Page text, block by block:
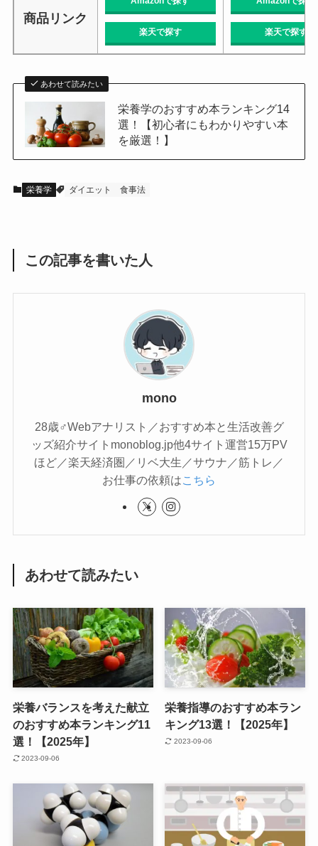
商品リンク
楽天で探す 楽天で探す
あわせて読みたい
栄養学のおすすめ本ランキング14
選！【初心者にもわかりやすい本
を厳選！】
栄養学 ダイエット 食事法
この記事を書いた人
mono
28歳♂Webアナリスト／おすすめ本と生活改善グ
ッズ紹介サイトmonoblog.jp他4サイト運営15万PV
ほど／楽天経済圏／リベ大生／サウナ／筋トレ／
お仕事の依頼は こちら
あわせて読みたい
栄養バランスを考えた献立
のおすすめ本ランキング11
選！【2025年】
2023-09-06
栄養指導のおすすめ本ラン
キング13選！【2025年】
2023-09-06